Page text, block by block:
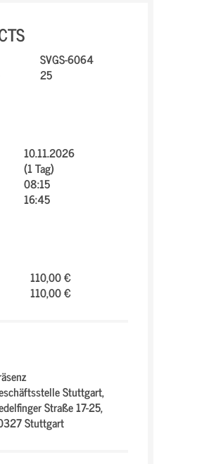
SVGS-6064
25
10.11.2026
(1 Tag)
08:15
16:45
110,00 €
110,00 €
Stuttgart,
Straße 17-25,
Stuttgart